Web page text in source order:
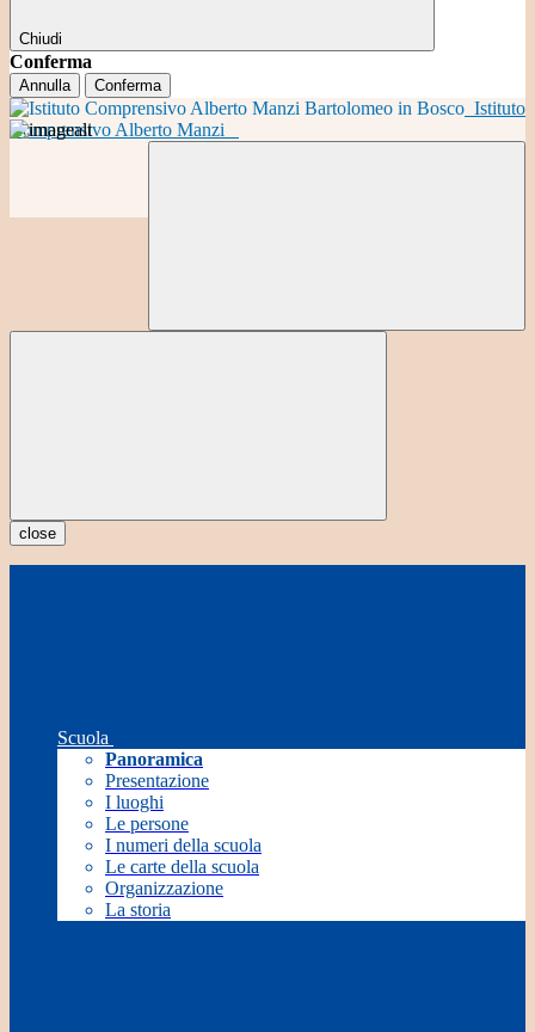
Chiudi
Conferma
Annulla Conferma
Istituto
Comprensivo Alberto Manzi
close
Scuola
Panoramica
Presentazione
I luoghi
Le persone
I numeri della scuola
Le carte della scuola
Organizzazione
La storia